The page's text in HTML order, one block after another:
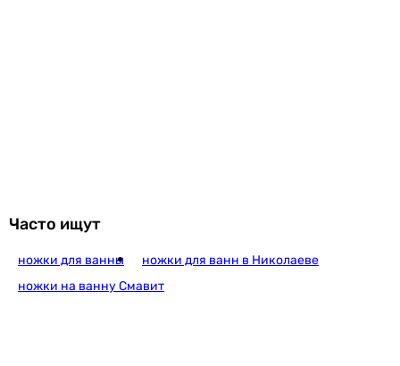
Часто ищут
ножки для ванны
ножки для ванн в Николаеве
ножки на ванну Смавит